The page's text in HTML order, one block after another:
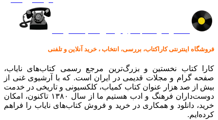
فروشگاه اینترنتی کاراکتاب، بررسی، انتخاب ، خرید آنلاین و تلفنی
کارا کتاب نخستین و بزرگ‌ترین مرجع رسمی کتاب‌های نایاب،
صفحه گرام و مجلات قدیمی در ایران است. که با آرشیوی غنی از
بیش از صد هزار عنوان کتاب کمیاب، کلکسیونی و تاریخی در خدمت
دوست‌داران فرهنگ و ادب هستیم ما از سال ۱۳۸۰ تاکنون، امکان
خرید، دانلود و همکاری در خرید و فروش کتاب‌های نایاب را فراهم
کرده‌ایم.